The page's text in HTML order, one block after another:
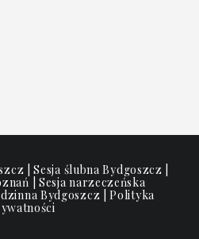
| Sesja ślubna Bydgoszcz |
| Sesja narzeczeńska
Bydgoszcz |
Polityka